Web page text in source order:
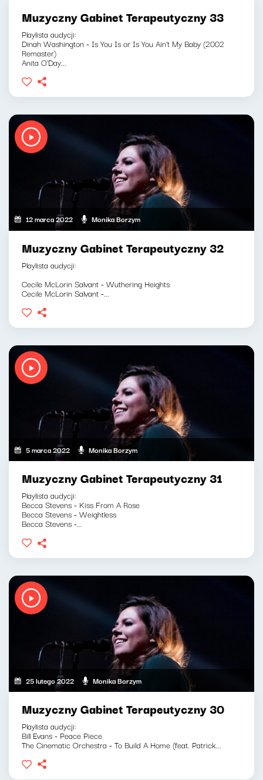
Muzyczny Gabinet Terapeutyczny 33
Playlista audycji:
Dinah Washington - Is You Is or Is You Ain't My Baby (2002
Remaster)
Anita O'Day...
12 marca 2022 Monika Borzym
Muzyczny Gabinet Terapeutyczny 32
Playlista audycji:
Cecile McLorin Salvant - Wuthering Heights
Cecile McLorin Salvant -...
5 marca 2022 Monika Borzym
Muzyczny Gabinet Terapeutyczny 31
Playlista audycji:
Becca Stevens - Kiss From A Rose
Becca Stevens - Weightless
Becca Stevens -...
25 lutego 2022 Monika Borzym
Muzyczny Gabinet Terapeutyczny 30
Playlista audycji:
Bill Evans - Peace Piece
The Cinematic Orchestra - To Build A Home (feat. Patrick...